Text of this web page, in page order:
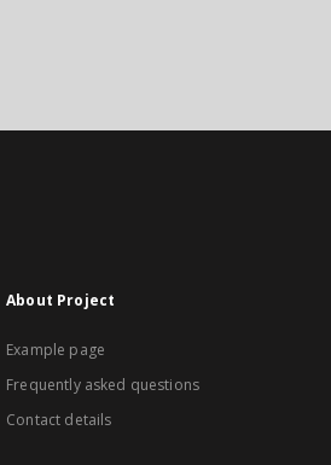
About Project
Example page
Frequently asked questions
Contact details